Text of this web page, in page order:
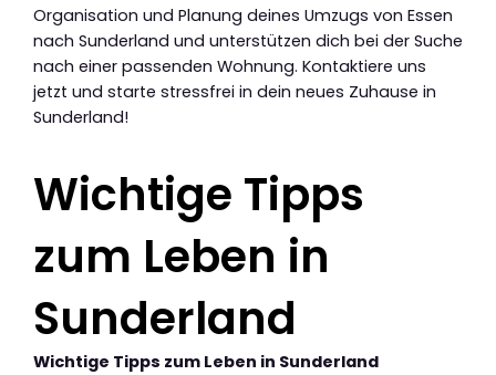
Organisation und Planung deines Umzugs von Essen
nach Sunderland und unterstützen dich bei der Suche
nach einer passenden Wohnung. Kontaktiere uns
jetzt und starte stressfrei in dein neues Zuhause in
Sunderland!
Wichtige Tipps
zum Leben in
Sunderland
Wichtige Tipps zum Leben in Sunderland